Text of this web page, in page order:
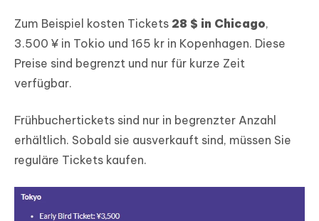
Zum Beispiel kosten Tickets 28 $ in Chicago,
3.500 ¥ in Tokio und 165 kr in Kopenhagen. Diese
Preise sind begrenzt und nur für kurze Zeit
verfügbar.
Frühbuchertickets sind nur in begrenzter Anzahl
erhältlich. Sobald sie ausverkauft sind, müssen Sie
reguläre Tickets kaufen.